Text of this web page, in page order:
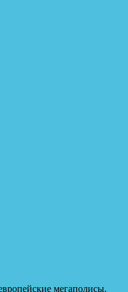
мегаполисы.